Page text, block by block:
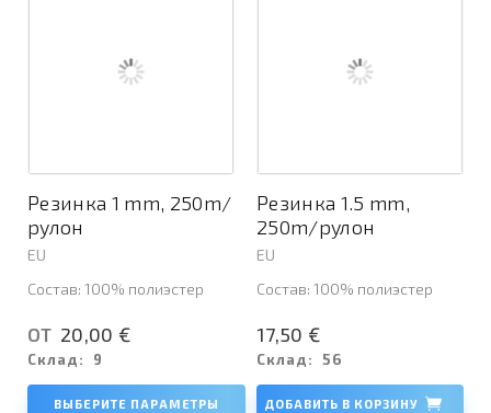
Резинка 1 mm, 250m/
рулон
EU
Состав: 100% полиэстер
ОТ 20,00 €
Склад: 9
ВЫБЕРИТЕ ПАРАМЕТРЫ
Резинка 1.5 mm,
250m/рулон
EU
Состав: 100% полиэстер
17,50 €
Склад: 56
ДОБАВИТЬ В КОРЗИНУ